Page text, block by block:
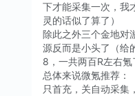
下才能采集一次，我
灵的话似了算了）
除此之外三个金地对
源反而是小头了（给
8，一共两百R左右氪
总体来说微氪推荐：
只首充，关自动采集